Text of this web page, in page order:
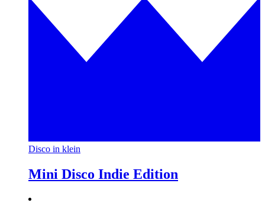
Disco in klein
Mini Disco Indie Edition